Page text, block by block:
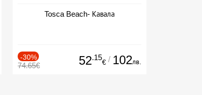
Tosca Beach- Кавала
-30%
74.65€ 52.15
€ / 102лв.